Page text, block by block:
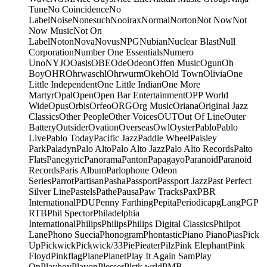
TuneNo CoincidenceNo
LabelNoiseNonesuchNooiraxNormalNortonNot NowNot
Now MusicNot On
LabelNotonNovaNovusNPGNubianNuclear BlastNull
CorporationNumber One EssentialsNumero
UnoNYJOOasisOBEOdeOdeonOffen MusicOgunOh
BoyOHROhrwaschlOhrwurmOkehOld TownOliviaOne
Little IndependentOne Little IndianOne More
MartyrOpalOpenOpen Bar EntertainmentOPP World
WideOpusOrbisOrfeoORGOrg MusicOrianaOriginal Jazz
ClassicsOther PeopleOther VoicesOUTOut Of LineOuter
BatteryOutsiderOvationOverseasOwlOysterPabloPablo
LivePablo TodayPacific JazzPaddle WheelPaisley
ParkPaladynPalo AltoPalo Alto JazzPalo Alto RecordsPalto
FlatsPanegyricPanoramaPantonPapagayoParanoidParanoid
RecordsParis AlbumParlophone Odeon
SeriesParrotPartisanPashaPassportPassport JazzPast Perfect
Silver LinePastelsPathePausaPaw TracksPaxPBR
InternationalPDUPenny FarthingPepitaPeriodicapgLangPGP
RTBPhil SpectorPhiladelphia
InternationalPhilipsPhilipsPhilips Digital ClassicsPhilpot
LanePhono SueciaPhonogramPhontasticPiano PianoPiasPick
UpPickwickPickwick/33PiePieaterPilzPink ElephantPink
FloydPinkflagPlanePlanetPlay It Again SamPlay